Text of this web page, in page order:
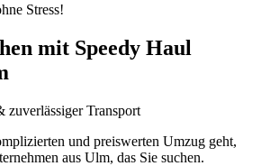
Stress!
mit Speedy Haul
zuverlässiger Transport
und preiswerten Umzug geht,
aus Ulm, das Sie suchen.